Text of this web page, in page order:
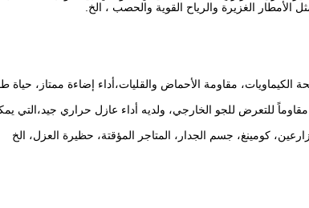
الغزيرة والرياح القوية والحصب ، الخ.
الكيماويات، مقاومة الأحماض والقليات،أداء إضاءة ممتاز، حياة
كومينغ، جسم الجدار، المتاجر المؤقتة، حظيرة العزل، الخ